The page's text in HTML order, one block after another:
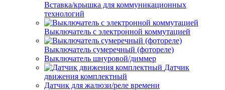
Вставка/крышка для коммуникационных
технологий
Выключатель с электронной коммутацией
Выключатель сумеречный (фотореле)
Выключатель шнуровой/диммер
Датчик
движения комплектный
Датчик для жалюзи/реле времени